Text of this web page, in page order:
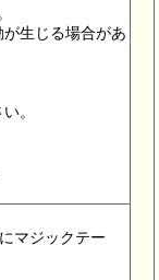
生じる場合があ
。
マジックテー